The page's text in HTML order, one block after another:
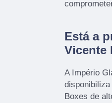
Está a
Vicente
A Império
Boxes de